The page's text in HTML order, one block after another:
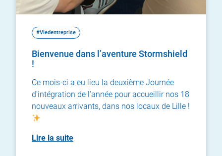
#Viedentreprise
Bienvenue dans l’aventure Stormshield
!
Ce mois-ci a eu lieu la deuxième Journée
d'intégration de l'année pour accueillir nos 18
nouveaux arrivants, dans nos locaux de Lille !
Lire la suite